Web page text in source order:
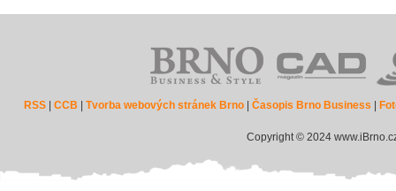
RSS |CCB |Tvorba webových stránek Brno |Časopis Brno Business
Copyright © 2024